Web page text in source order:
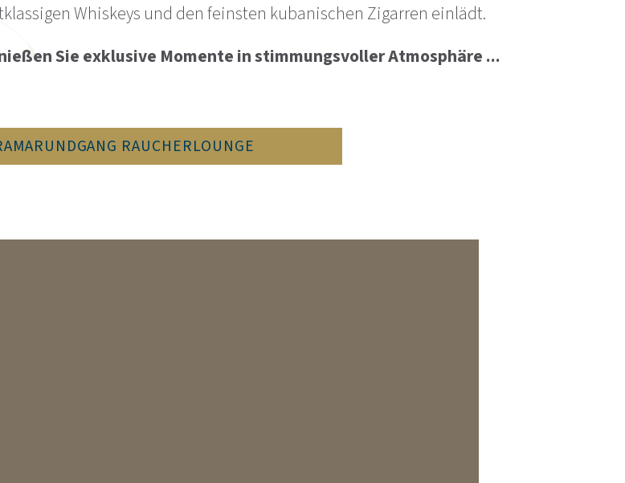
Whiskeys und den feinsten kubanischen Zigarren einlädt.
Sie exklusive Momente in stimmungsvoller Atmosphäre ...
RAUCHERLOUNGE